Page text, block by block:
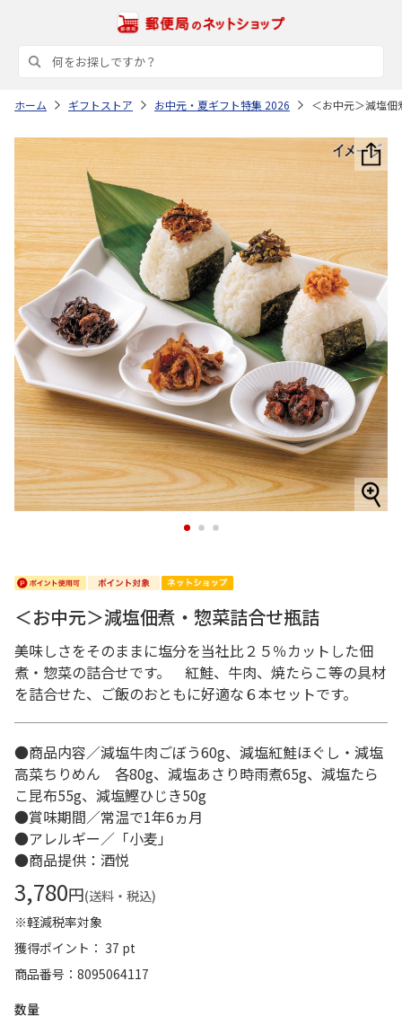
ホーム ギフトストア お中元・夏ギフト特集 2026 ＜お中元＞減塩
1 2 3
＜お中元＞減塩佃煮・惣菜詰合せ瓶詰
美味しさをそのままに塩分を当社比２５％カットした佃
煮・惣菜の詰合せです。 紅鮭、牛肉、焼たらこ等の具材
を詰合せた、ご飯のおともに好適な６本セットです。
●商品内容／減塩牛肉ごぼう60g、減塩紅鮭ほぐし・減塩
高菜ちりめん 各80g、減塩あさり時雨煮65g、減塩たら
こ昆布55g、減塩鰹ひじき50g
●賞味期間／常温で1年6ヵ月
●アレルギー／「小麦」
●商品提供：酒悦
3,780円(送料・税込)
※軽減税率対象
獲得ポイント： 37 pt
商品番号
8095064117
数量